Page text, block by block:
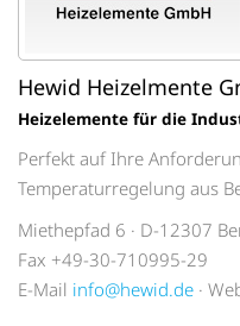
Hewid Heizelmente
Heizelemente für die
Perfekt auf Ihre
Temperaturregelung aus
Miethepfad 6 · D-12307
Fax +49-30-710995-29
E-Mail info@hewid.de ·